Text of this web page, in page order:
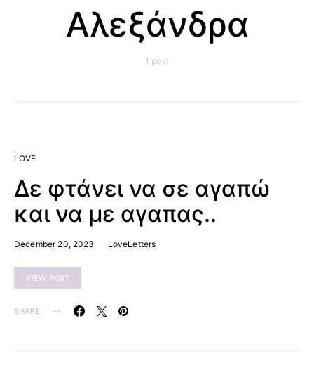
Αλεξάνδρα
1 post
LOVE
Δε φτάνει να σε αγαπώ
και να με αγαπας..
December 20, 2023 LoveLetters
VIEW POST
SHARE